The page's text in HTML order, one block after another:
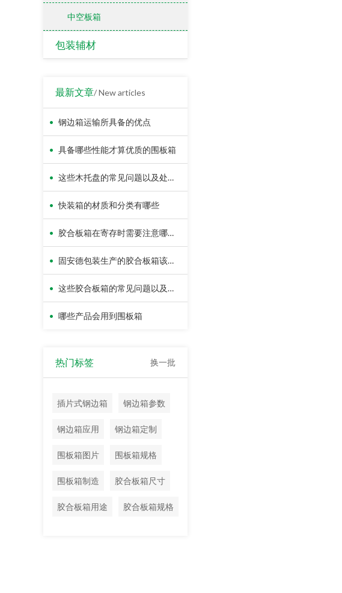
中空板箱
包装辅材
最新文章/ New articles
• 钢边箱运输所具备的优点
• 具备哪些性能才算优质的围板箱
• 这些木托盘的常见问题以及处理方法
• 快装箱的材质和分类有哪些
• 胶合板箱在寄存时需要注意哪些地方
• 固安德包装生产的胶合板箱该怎么使用
• 这些胶合板箱的常见问题以及处理方法
• 哪些产品会用到围板箱
热门标签 换一批
插片式钢边箱 钢边箱参数
钢边箱应用 钢边箱定制
围板箱图片 围板箱规格
围板箱制造 胶合板箱尺寸
胶合板箱用途 胶合板箱规格